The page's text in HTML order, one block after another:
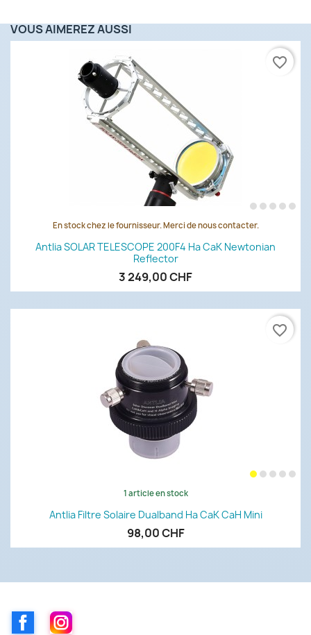
VOUS AIMEREZ AUSSI
En stock chez le fournisseur. Merci de nous contacter.
Antlia SOLAR TELESCOPE 200F4 Ha CaK Newtonian
Reflector
3 249,00 CHF
favorite_border
1 article en stock
Antlia Filtre Solaire Dualband Ha CaK CaH Mini
98,00 CHF
favorite_border
FacebookInstagram